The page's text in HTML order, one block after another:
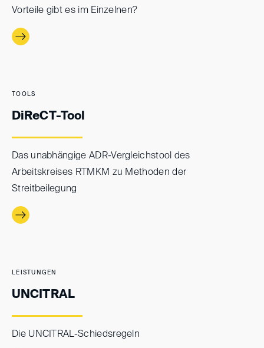
Vorteile gibt es im Einzelnen?
TOOLS
DiReCT-Tool
Das unabhängige ADR-Vergleichstool des
Arbeitskreises RTMKM zu Methoden der
Streitbeilegung
LEISTUNGEN
UNCITRAL
Die UNCITRAL-Schiedsregeln